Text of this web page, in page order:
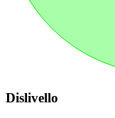
Dislivello